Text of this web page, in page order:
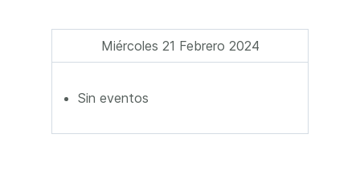
Miércoles 21 Febrero 2024
Sin eventos